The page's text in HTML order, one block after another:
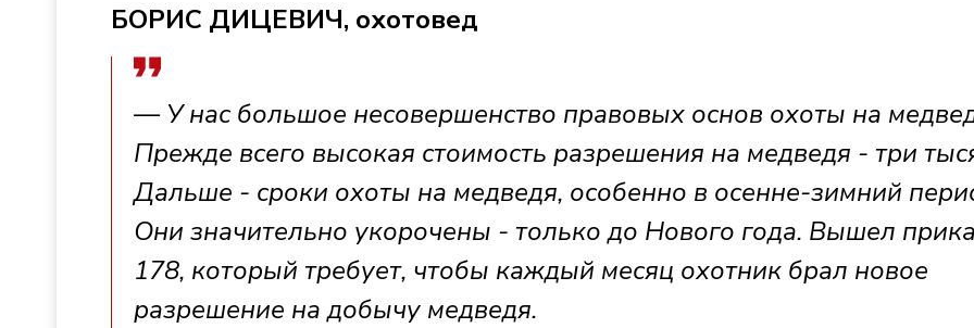
БОРИС ДИЦЕВИЧ, охотовед
— У нас большое несовершенство правовых основ охоты на
Прежде всего высокая стоимость разрешения на медведя - три
Дальше - сроки охоты на медведя, особенно в осенне-зимний
Они значительно укорочены - только до Нового года. Вышел
178, который требует, чтобы каждый месяц охотник брал новое
разрешение на добычу медведя.